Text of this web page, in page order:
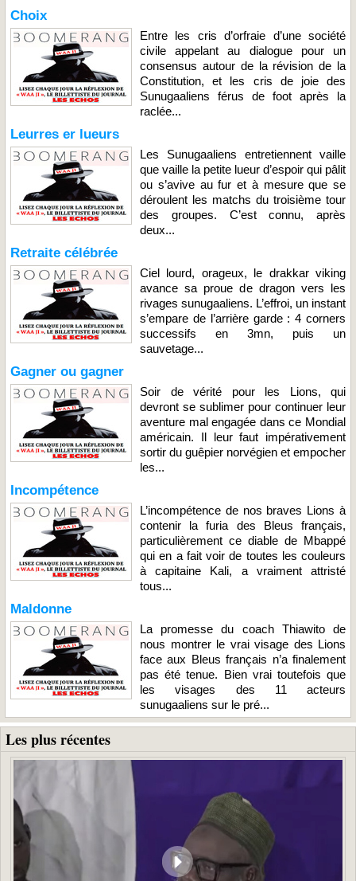
Choix
Entre les cris d’orfraie d’une société
civile appelant au dialogue pour un
consensus autour de la révision de la
Constitution, et les cris de joie des
Sunugaaliens férus de foot après la
raclée...
Leurres er lueurs
Les Sunugaaliens entretiennent vaille
que vaille la petite lueur d’espoir qui pâlit
ou s’avive au fur et à mesure que se
déroulent les matchs du troisième tour
des groupes. C’est connu, après
deux...
Retraite célébrée
Ciel lourd, orageux, le drakkar viking
avance sa proue de dragon vers les
rivages sunugaaliens. L’effroi, un instant
s’empare de l’arrière garde : 4 corners
successifs en 3mn, puis un
sauvetage...
Gagner ou gagner
Soir de vérité pour les Lions, qui
devront se sublimer pour continuer leur
aventure mal engagée dans ce Mondial
américain. Il leur faut impérativement
sortir du guêpier norvégien et empocher
les...
Incompétence
L’incompétence de nos braves Lions à
contenir la furia des Bleus français,
particulièrement ce diable de Mbappé
qui en a fait voir de toutes les couleurs
à capitaine Kali, a vraiment attristé
tous...
Maldonne
La promesse du coach Thiawito de
nous montrer le vrai visage des Lions
face aux Bleus français n’a finalement
pas été tenue. Bien vrai toutefois que
les visages des 11 acteurs
sunugaaliens sur le pré...
Les plus récentes